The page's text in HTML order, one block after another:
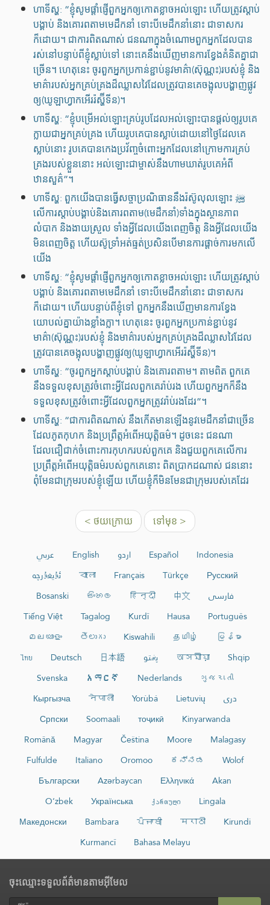
ហាទីស្ហ: “ខ្ញុំសូមផ្តាំផ្ញើពួកអ្នកឲ្យកោតខ្លាចអល់ឡោះ ហើយត្រូវស្តាប់
បង្គាប់ និងគោរពតាមមេដឹកនាំ ទោះបីមេដឹកនាំនោះ ជាទាសករ
ក៏ដោយ។ ជាការពិតណាស់ ជនណាក្នុងចំណោមពួកអ្នកដែលបាន
រស់នៅបន្ទាប់ពីខ្ញុំស្លាប់ទៅ នោះគេនឹងឃើញមានការខ្វែងគំនិតគ្នាជា
ច្រើន។ ហេតុនេះ ចូរពួកអ្នកប្រកាន់ខ្ជាប់នូវមាគ៌ា(ស៊ុណ្ណះ)របស់ខ្ញុំ និង
មាគ៌ារបស់អ្នកគ្រប់គ្រងដ៏ឈ្លាសវៃដែលត្រូវបានគេចង្អុលបង្ហាញផ្លូវ
ឲ្យ(ឃូឡាហ្វាកអើររ៉ស្ហ៊ីទីន)។
ហាទីស្ហ: “ខ្ញុំបម្រើអល់ឡោះគ្រប់រូបដែលអល់ឡោះបានផ្ដល់ឲ្យរូបគេ
ក្លាយជាអ្នកគ្រប់គ្រង ហើយរូបគេបានស្លាប់ដោយនៅថ្ងៃដែលគេ
ស្លាប់នោះ រូបគេបានកេងប្រវ័ញ្ចចំពោះអ្នកដែលនៅក្រោមការគ្រប់
គ្រងរបស់ខ្លួននោះ អល់ឡោះជាម្ចាស់នឹងហាមឃាត់រូបគេអំពី
ឋានសួគ៌”។
ហាទីស្ហ: ពួកយើងបានធ្វើសច្ចាប្រណិធាននឹងរ៉ស៊ូលុលឡោះ ﷺ
លើការស្តាប់បង្គាប់និងគោរពតាម(មេដឹកនាំ)ទាំងក្នុងស្ថានភាព
លំបាក និងងាយស្រួល ទាំងអ្វីដែលយើងពេញចិត្ត និងអ្វីដែលយើង
មិនពេញចិត្ត ហើយស៊ូទ្រាំអត់ធ្មត់ប្រសិនបើមានការផ្តាច់ការមកលើ
យើង
ហាទីស្ហ: “ខ្ញុំសូមផ្តាំផ្ញើពួកអ្នកឲ្យកោតខ្លាចអល់ឡោះ ហើយត្រូវស្តាប់
បង្គាប់ និងគោរពតាមមេដឹកនាំ ទោះបីមេដឹកនាំនោះ ជាទាសករ
ក៏ដោយ។ ហើយបន្ទាប់ពីខ្ញុំទៅ ពួកអ្នកនឹងឃើញមានការខ្វែង
យោបល់គ្នាយ៉ាងខ្លាំងក្លា។ ហេតុនេះ ចូរពួកអ្នកប្រកាន់ខ្ជាប់នូវ
មាគ៌ា(ស៊ុណ្ណះ)របស់ខ្ញុំ និងមាគ៌ារបស់អ្នកគ្រប់គ្រងដ៏ឈ្លាសវៃដែល
ត្រូវបានគេចង្អុលបង្ហាញផ្លូវឲ្យ(ឃូឡាហ្វាកអើររ៉ស្ហ៊ីទីន)។
ហាទីស្ហ: “ចូរពួកអ្នកស្ដាប់បង្គាប់ និងគោរពតាម។ តាមពិត ពួកគេ
នឹងទទួលខុសត្រូវចំពោះអ្វីដែលពួកគេរ៉ាប់រង ហើយពួកអ្នកក៏នឹង
ទទួលខុសត្រូវចំពោះអ្វីដែលពួកអ្នកត្រូវរ៉ាប់រងដែរ”។
ហាទីស្ហ: “ជាការពិតណាស់ នឹងកើតមានឡើងនូវមេដឹកនាំជាច្រើន
ដែលភូតកុហក និងប្រព្រឹត្តអំពើអយុត្តិធម៌។ ដូចនេះ ជនណា
ដែលជឿជាក់ចំពោះការកុហករបស់ពួកគេ និងជួយពួកគេលើការ
ប្រព្រឹត្តអំពើអយុត្តិធម៌របស់ពួកគេនោះ ពិតប្រាកដណាស់ ជននោះ
ពុំមែនជាក្រុមរបស់ខ្ញុំឡើយ ហើយខ្ញុំក៏មិនមែនជាក្រុមរបស់គេដែរ
< ថយក្រោយ ទៅមុខ >
عربي English اردو Español
Indonesia
ئۇيغۇرچە
বাংলা Français Türkçe
Русский
Bosanski
සිංහල हिन्दी 中文
فارسی
Tiếng Việt
Tagalog Kurdî Hausa
Português
മലയാളം
తెలుగు Kiswahili தமிழ்
မြန်မာ
ไทย
Deutsch 日本語 پښتو অসমীয়া
Shqip
Svenska
አማርኛ Nederlands
ગુજરાતી
Кыргызча
नेपाली Yorùbá Lietuvių
دری
Српски
Soomaali тоҷикӣ
Kinyarwanda
Română
Magyar Čeština Moore
Malagasy
Fulfulde
Italiano Oromoo ಕನ್ನಡ
Wolof
Български
Azərbaycan Ελληνικά
Akan
O‘zbek
Українська ქართული
Lingala
Македонски
Bambara ਪੰਜਾਬੀ मराठी
Kirundi
Kurmancî
Bahasa Melayu
ចុះឈ្មោះទទួលព័ត៌មានតាមអ៊ីមែល